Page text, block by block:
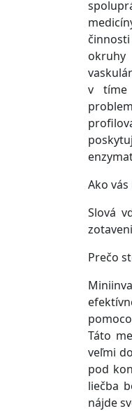
v tíme
Ako
Slová
Prečo
Táto
veľmi
pod
liečba
nájde